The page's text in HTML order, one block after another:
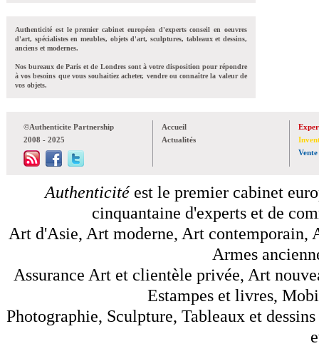
Authenticité est le premier cabinet européen d'experts conseil en oeuvres
d'art, spécialistes en meubles, objets d'art, sculptures, tableaux et dessins,
anciens et modernes.
Nos bureaux de Paris et de Londres sont à votre disposition pour répondre
à vos besoins que vous souhaitiez acheter, vendre ou connaître la valeur de
vos objets.
©Authenticite Partnership
2008 - 2025
Accueil
Actualités
Vente
Authenticitéest le premier cabinet
cinquantaine d'experts et de
Art d'Asie, Art moderne, Art contemporain,
Armes
Assurance Art et clientèle privée, Art
Estampes et livres,
Photographie, Sculpture, Tableaux et